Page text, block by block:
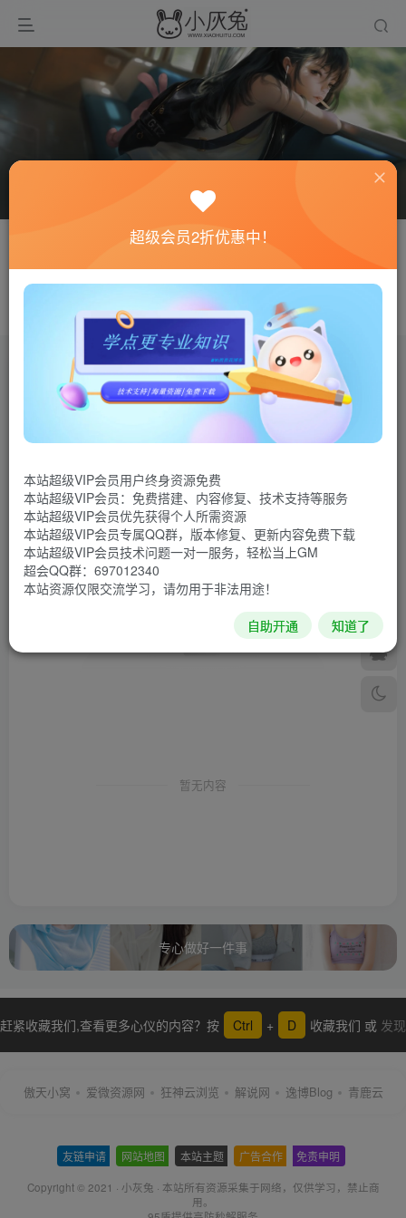
荷花
不怕万人阻挡，只怕自己投降
收藏0 评论0 粉丝0
排序
暂无内容
专心做好一件事
赶紧收藏我们,查看更多心仪的内容？按 Ctrl + D 收藏我们 或 发现
傲天小窝 爱微资源网 狂神云浏览 解说网 逸博Blog 青鹿云
友链申请 网站地图 本站主题 广告合作 免责申明
Copyright © 2021 · 小灰兔 · 本站所有资源采集于网络，仅供学习，禁止商
用。
超级会员2折优惠中！
本站超级VIP会员用户终身资源免费
本站超级VIP会员：免费搭建、内容修复、技术支持等服务
本站超级VIP会员优先获得个人所需资源
本站超级VIP会员专属QQ群，版本修复、更新内容免费下载
本站超级VIP会员技术问题一对一服务，轻松当上GM
超会QQ群：697012340
本站资源仅限交流学习，请勿用于非法用途！
自助开通 知道了